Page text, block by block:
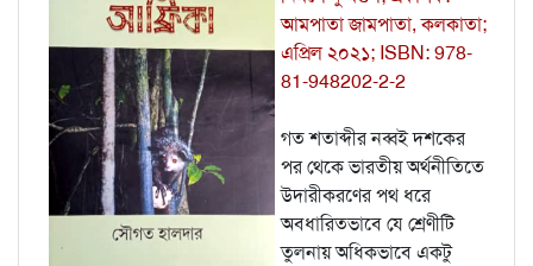
আমপাতা জামপাতা, কলকাতা;
এপ্রিল ২০২১; ISBN: 978-
81-948202-2-2
গত শতাব্দীর নব্বই দশকের
পর থেকে ভারতীয় অর্থনীতিতে
উদারীকরণের পথ ধরে
অবধারিতভাবে যে শ্রেণীটি
তুলনায় অধিকভাবে একটু